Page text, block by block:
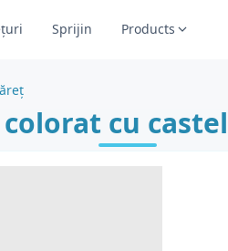
Sprijin Products
colorat cu